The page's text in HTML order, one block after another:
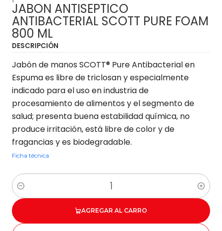
JABON ANTISEPTICO
ANTIBACTERIAL SCOTT PURE FOAM
800 ML
DESCRIPCIÓN
Jabón de manos SCOTT® Pure Antibacterial en
Espuma es libre de triclosan y especialmente
indicado para el uso en industria de
procesamiento de alimentos y el segmento de
salud; presenta buena estabilidad química, no
produce irritación, está libre de color y de
fragancias y es biodegradable.
Ficha técnica
Cantidad
AGREGAR AL CARRO